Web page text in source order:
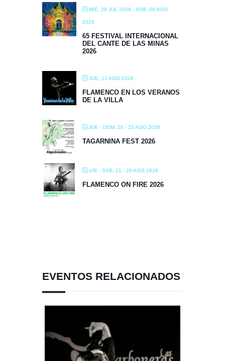
MIÉ, 29 JUL 2026 - SÁB, 08 AGO
2026
65 FESTIVAL INTERNACIONAL
DEL CANTE DE LAS MINAS
2026
JUE, 13 AGO 2026
FLAMENCO EN LOS VERANOS
DE LA VILLA
JUE - DOM, 20 - 23 AGO 2026
TAGARNINA FEST 2026
VIE - SÁB, 21 - 29 AGO 2026
FLAMENCO ON FIRE 2026
EVENTOS RELACIONADOS